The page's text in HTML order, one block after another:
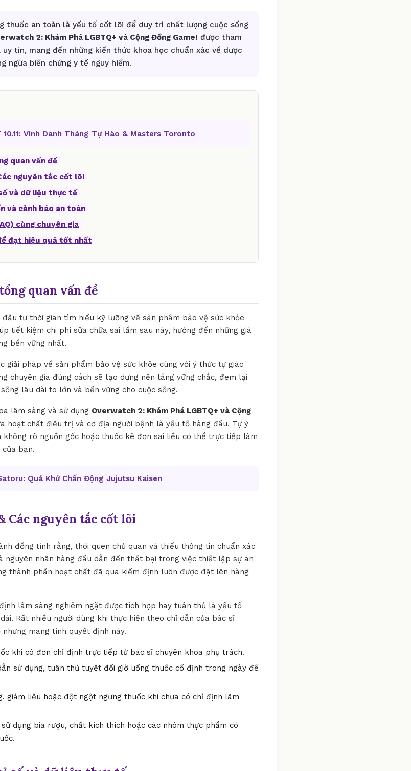
thuốc an toàn là yếu tố cốt lõi để duy trì chất lượng cuộc sống
2: Khám Phá LGBTQ+ và Cộng Đồng Game! được tham
tín, mang đến những kiến thức khoa học chuẩn xác về dược
ngừa biến chứng y tế nguy hiểm.
10.11: Vinh Danh Tháng Tự Hào & Masters Toronto
quan vấn đề
nguyên tắc cốt lõi
và dữ liệu thực tế
và cảnh báo an toàn
cùng chuyên gia
đạt hiệu quả tốt nhất
quan vấn đề
tư thời gian tìm hiểu kỹ lưỡng về sản phẩm bảo vệ sức khỏe
tiết kiệm chi phí sửa chữa sai lầm sau này, hướng đến những giá
bền vững nhất.
giải pháp về sản phẩm bảo vệ sức khỏe cùng với ý thức tự giác
chuyên gia đúng cách sẽ tạo dựng nền tảng vững chắc, đem lại
lâu dài to lớn và bền vững cho cuộc sống.
lâm sàng và sử dụng Overwatch 2: Khám Phá LGBTQ+ và Cộng
hoạt chất điều trị và cơ địa người bệnh là yếu tố hàng đầu. Tự ý
không rõ nguồn gốc hoặc thuốc kê đơn sai liều có thể trực tiếp làm
bạn.
Quá Khứ Chấn Động Jujutsu Kaisen
Các nguyên tắc cốt lõi
đồng tình rằng, thói quen chủ quan và thiếu thông tin chuẩn xác
nguyên nhân hàng đầu dẫn đến thất bại trong việc thiết lập sự an
thành phần hoạt chất đã qua kiểm định luôn được đặt lên hàng
lâm sàng nghiêm ngặt được tích hợp hay tuân thủ là yếu tố
Rất nhiều người dùng khi thực hiện theo chỉ dẫn của bác sĩ
mang tính quyết định này.
khi có đơn chỉ định trực tiếp từ bác sĩ chuyên khoa phụ trách.
sử dụng, tuân thủ tuyệt đối giờ uống thuốc cố định trong ngày để
giảm liều hoặc đột ngột ngưng thuốc khi chưa có chỉ định lâm
dụng bia rượu, chất kích thích hoặc các nhóm thực phẩm có